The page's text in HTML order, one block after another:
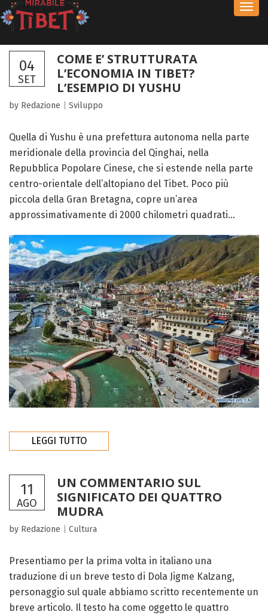
04
SET
COME E’ STRUTTURATA
L’ECONOMIA IN TIBET?
L’ESEMPIO DI YUSHU
by Redazione Sviluppo
Quella di Yushu è una prefettura autonoma nella parte
meridionale della provincia del Qinghai, nella
Repubblica Popolare Cinese, che si estende nella parte
centro-orientale dell’altopiano del Tibet. Poco più
piccola della Gran Bretagna, copre un’area
approssimativamente di 2000 chilometri quadrati...
LEGGI TUTTO
11
AGO
UN COMMENTARIO SUL
SIGNIFICATO DEI QUATTRO
MUDRA
by Redazione Cultura
Presentiamo per la prima volta in italiano una
traduzione di un breve testo di Dola Jigme Kalzang,
personaggio sul quale abbiamo scritto recentemente un
breve articolo. Il testo ha come oggetto le quattro